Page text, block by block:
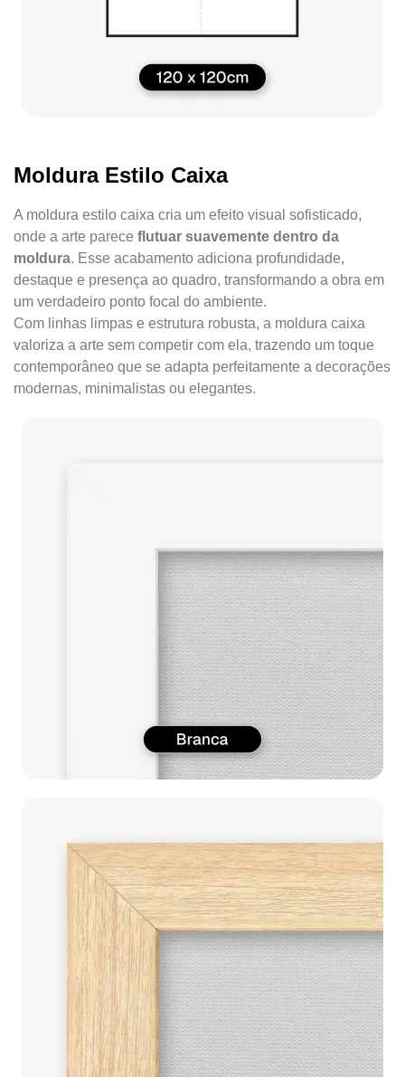
Moldura Estilo Caixa
A moldura estilo caixa cria um efeito visual sofisticado,
onde a arte parece flutuar suavemente dentro da
moldura. Esse acabamento adiciona profundidade,
destaque e presença ao quadro, transformando a obra em
um verdadeiro ponto focal do ambiente.
Com linhas limpas e estrutura robusta, a moldura caixa
valoriza a arte sem competir com ela, trazendo um toque
contemporâneo que se adapta perfeitamente a decorações
modernas, minimalistas ou elegantes.